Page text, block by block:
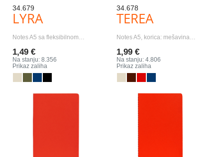
34.679
LYRA
Notes A5 sa fleksibilnom…
1,49 €
Na stanju: 8.356
Prikaz zaliha
34.678
TEREA
Notes A5, korica: mešavina…
1,99 €
Na stanju: 4.806
Prikaz zaliha